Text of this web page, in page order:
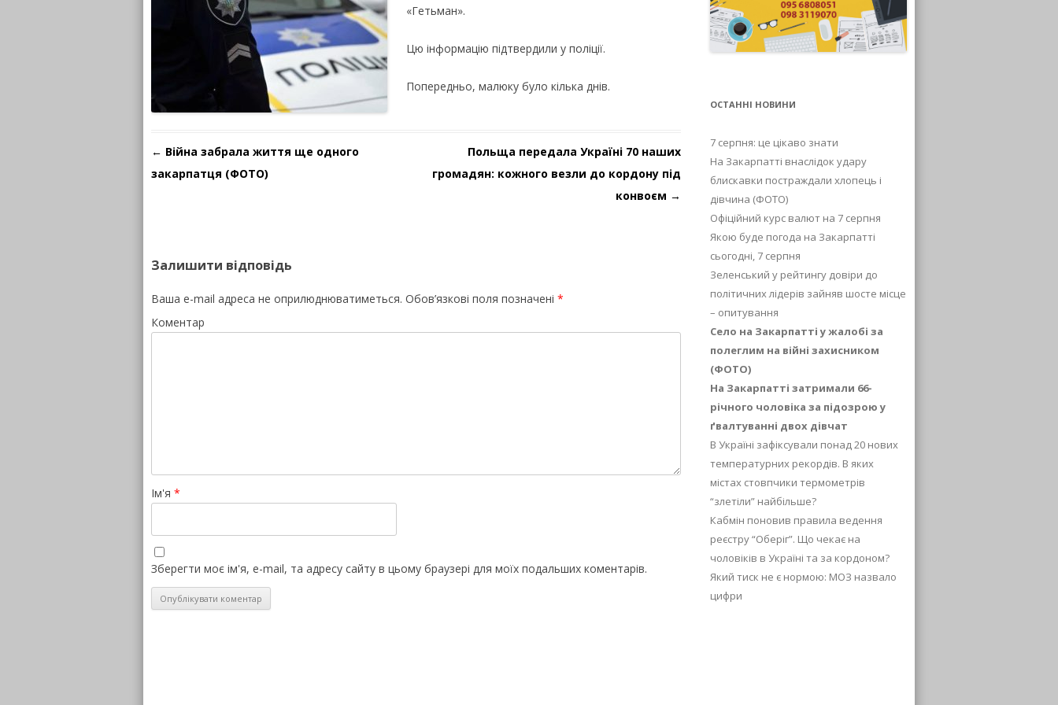
«Гетьман».
Цю інформацію підтвердили у поліції.
Попередньо, малюку було кілька днів.
Навігація по запису
← Війна забрала життя ще одного
закарпатця (ФОТО)
Польща передала Україні 70 наших
громадян: кожного везли до кордону під
конвоєм →
Залишити відповідь
Ваша e-mail адреса не оприлюднюватиметься. Обов’язкові поля позначені *
Коментар
Ім'я *
Зберегти моє ім'я, e-mail, та адресу сайту в цьому браузері для моїх подальших коментарів.
ОСТАННІ НОВИНИ
7 серпня: це цікаво знати
На Закарпатті внаслідок удару
блискавки постраждали хлопець і
дівчина (ФОТО)
Офіційний курс валют на 7 серпня
Якою буде погода на Закарпатті
сьогодні, 7 серпня
Зеленський у рейтингу довіри до
політичних лідерів зайняв шосте місце
– опитування
Село на Закарпатті у жалобі за
полеглим на війні захисником
(ФОТО)
На Закарпатті затримали 66-
річного чоловіка за підозрою у
ґвалтуванні двох дівчат
В Україні зафіксували понад 20 нових
температурних рекордів. В яких
містах стовпчики термометрів
“злетіли” найбільше?
Кабмін поновив правила ведення
реєстру “Оберіг”. Що чекає на
чоловіків в Україні та за кордоном?
Який тиск не є нормою: МОЗ назвало
цифри